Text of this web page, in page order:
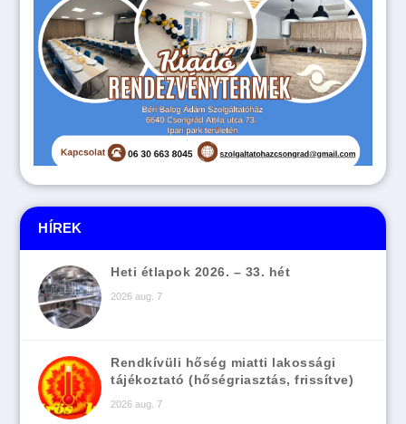
HÍREK
Heti étlapok 2026. – 33. hét
2026 aug. 7
Rendkívüli hőség miatti lakossági
tájékoztató (hőségriasztás, frissítve)
2026 aug. 7